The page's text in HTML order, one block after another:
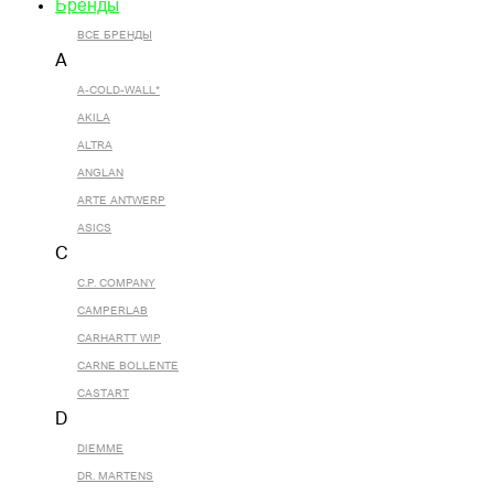
Бренды
ВСЕ БРЕНДЫ
A
A-COLD-WALL*
AKILA
ALTRA
ANGLAN
ARTE ANTWERP
ASICS
C
C.P. COMPANY
CAMPERLAB
CARHARTT WIP
CARNE BOLLENTE
CASTART
D
DIEMME
DR. MARTENS